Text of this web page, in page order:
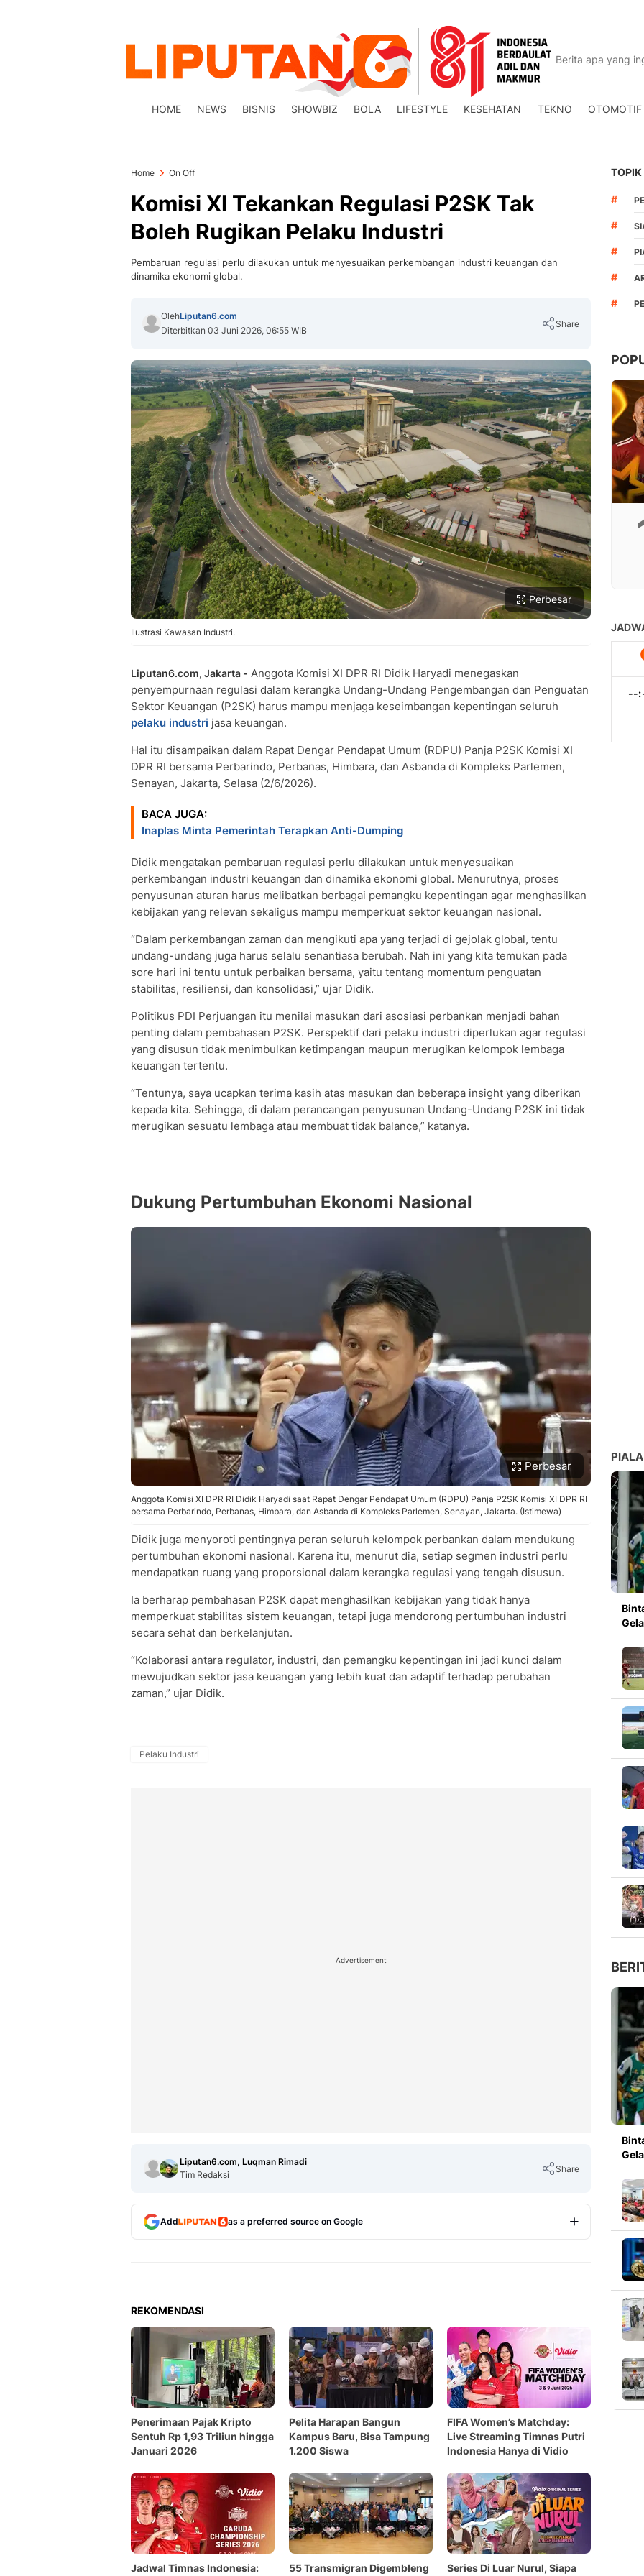
HOME NEWS BISNIS SHOWBIZ BOLA LIFESTYLE KESEHATAN TEKNO OTOMOTIF
Home On Off
Komisi XI Tekankan Regulasi P2SK Tak
Boleh Rugikan Pelaku Industri
Pembaruan regulasi perlu dilakukan untuk menyesuaikan perkembangan industri keuangan dan
dinamika ekonomi global.
OlehLiputan6.com
Diterbitkan 03 Juni 2026, 06:55 WIB
Share
Copy Link
Perbesar
Ilustrasi Kawasan Industri.
Liputan6.com, Jakarta - Anggota Komisi XI DPR RI Didik Haryadi menegaskan
penyempurnaan regulasi dalam kerangka Undang-Undang Pengembangan dan Penguatan
Sektor Keuangan (P2SK) harus mampu menjaga keseimbangan kepentingan seluruh
pelaku industri jasa keuangan.
Hal itu disampaikan dalam Rapat Dengar Pendapat Umum (RDPU) Panja P2SK Komisi XI
DPR RI bersama Perbarindo, Perbanas, Himbara, dan Asbanda di Kompleks Parlemen,
Senayan, Jakarta, Selasa (2/6/2026).
BACA JUGA:
Inaplas Minta Pemerintah Terapkan Anti-Dumping
Didik mengatakan pembaruan regulasi perlu dilakukan untuk menyesuaikan
perkembangan industri keuangan dan dinamika ekonomi global. Menurutnya, proses
penyusunan aturan harus melibatkan berbagai pemangku kepentingan agar menghasilkan
kebijakan yang relevan sekaligus mampu memperkuat sektor keuangan nasional.
“Dalam perkembangan zaman dan mengikuti apa yang terjadi di gejolak global, tentu
undang-undang juga harus selalu senantiasa berubah. Nah ini yang kita temukan pada
sore hari ini tentu untuk perbaikan bersama, yaitu tentang momentum penguatan
stabilitas, resiliensi, dan konsolidasi,” ujar Didik.
Politikus PDI Perjuangan itu menilai masukan dari asosiasi perbankan menjadi bahan
penting dalam pembahasan P2SK. Perspektif dari pelaku industri diperlukan agar regulasi
yang disusun tidak menimbulkan ketimpangan maupun merugikan kelompok lembaga
keuangan tertentu.
“Tentunya, saya ucapkan terima kasih atas masukan dan beberapa insight yang diberikan
kepada kita. Sehingga, di dalam perancangan penyusunan Undang-Undang P2SK ini tidak
merugikan sesuatu lembaga atau membuat tidak balance,” katanya.
Dukung Pertumbuhan Ekonomi Nasional
Perbesar
Anggota Komisi XI DPR RI Didik Haryadi saat Rapat Dengar Pendapat Umum (RDPU) Panja P2SK Komisi XI DPR RI
bersama Perbarindo, Perbanas, Himbara, dan Asbanda di Kompleks Parlemen, Senayan, Jakarta. (Istimewa)
Didik juga menyoroti pentingnya peran seluruh kelompok perbankan dalam mendukung
pertumbuhan ekonomi nasional. Karena itu, menurut dia, setiap segmen industri perlu
mendapatkan ruang yang proporsional dalam kerangka regulasi yang tengah disusun.
Ia berharap pembahasan P2SK dapat menghasilkan kebijakan yang tidak hanya
memperkuat stabilitas sistem keuangan, tetapi juga mendorong pertumbuhan industri
secara sehat dan berkelanjutan.
“Kolaborasi antara regulator, industri, dan pemangku kepentingan ini jadi kunci dalam
mewujudkan sektor jasa keuangan yang lebih kuat dan adaptif terhadap perubahan
zaman,” ujar Didik.
Pelaku Industri
Advertisement
Liputan6.com, Luqman Rimadi
Tim Redaksi
Share
Add as a preferred source on Google
REKOMENDASI
Penerimaan Pajak Kripto
Sentuh Rp 1,93 Triliun hingga
Januari 2026
Pelita Harapan Bangun
Kampus Baru, Bisa Tampung
1.200 Siswa
FIFA Women’s Matchday:
Live Streaming Timnas Putri
Indonesia Hanya di Vidio
Jadwal Timnas Indonesia: 55 Transmigran Digembleng Series Di Luar Nurul, Siapa
TOPIK
#
#
#
#
#